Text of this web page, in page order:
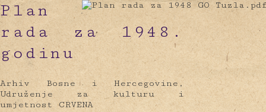
Plan
rada za 1948.
godinu
Arhiv Bosne i Hercegovine,
Udruženje za kulturu i
umjetnost CRVENA